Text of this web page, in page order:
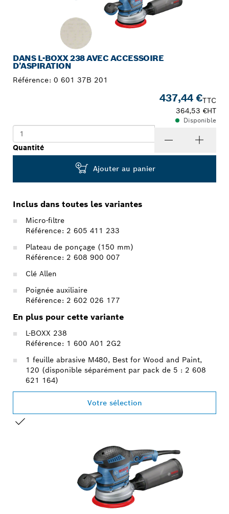
DANS L-BOXX 238 AVEC ACCESSOIRE
D’ASPIRATION
Référence: 0 601 37B 201
437,44 €TTC
364,53 €HT
Disponible
Quantité
Ajouter au panier
Inclus dans toutes les variantes
Micro-filtre
Référence: 2 605 411 233
Plateau de ponçage (150 mm)
Référence: 2 608 900 007
Clé Allen
Poignée auxiliaire
Référence: 2 602 026 177
En plus pour cette variante
L-BOXX 238
Référence: 1 600 A01 2G2
1 feuille abrasive M480, Best for Wood and Paint,
120 (disponible séparément par pack de 5 : 2 608
621 164)
Votre sélection